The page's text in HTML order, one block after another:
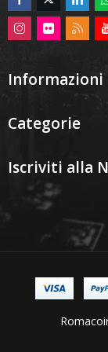
Informazioni
Categorie
Iscriviti alla